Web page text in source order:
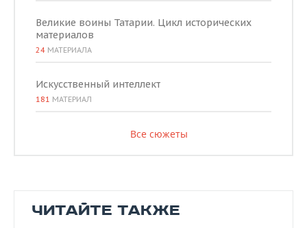
Великие воины Татарии. Цикл исторических
материалов
24 МАТЕРИАЛА
Искусственный интеллект
181 МАТЕРИАЛ
Все сюжеты
ЧИТАЙТЕ ТАКЖЕ